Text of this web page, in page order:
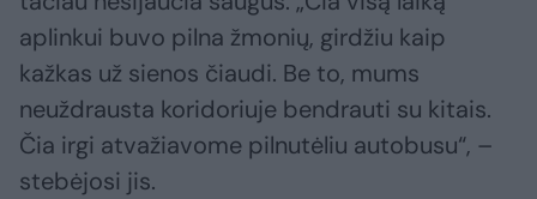
aplinkui buvo pilna žmonių, girdžiu kaip
kažkas už sienos čiaudi. Be to, mums
neuždrausta koridoriuje bendrauti su kitais.
Čia irgi atvažiavome pilnutėliu autobusu“, –
stebėjosi jis.